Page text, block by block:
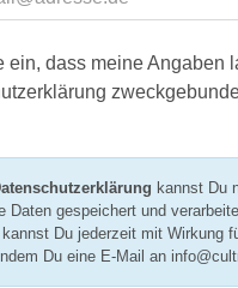
ein, dass meine Angaben
kannst Du
Daten gespeichert und
kannst Du jederzeit mit Wirkung
Du eine E-Mail an